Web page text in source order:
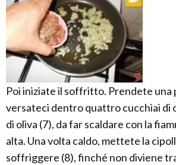
Poi iniziate il soffritto. Prendete una
versateci dentro quattro cucchiai di
di oliva (7), da far scaldare con la
alta. Una volta caldo, mettete la
soffriggere (8), finché non diviene